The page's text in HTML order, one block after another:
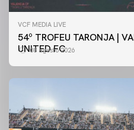
VCF MEDIA LIVE
54º TROFEU TARONJA |
UNITED FC
08 agosto 2026